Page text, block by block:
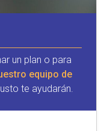
un plan o para
equipo de
te ayudarán.